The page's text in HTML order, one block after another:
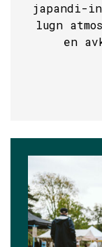
japandi-
lugn
en